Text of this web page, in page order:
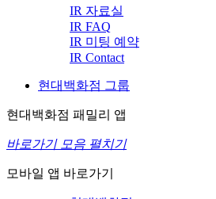
IR 자료실
IR FAQ
IR 미팅 예약
IR Contact
현대백화점 그룹
현대백화점 패밀리 앱
바로가기 모음 펼치기
모바일 앱 바로가기